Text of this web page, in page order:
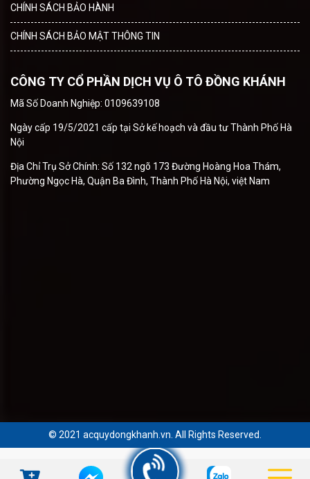
CHÍNH SÁCH BẢO HÀNH
CHÍNH SÁCH BẢO MẬT THÔNG TIN
CÔNG TY CỔ PHẦN DỊCH VỤ Ô TÔ ĐỒNG KHÁNH
Mã Số Doanh Nghiệp: 0109639108
Ngày cấp 19/5/2021 cấp tại Sở kế hoạch và đầu tư Thành Phố Hà
Nội
Địa Chỉ Trụ Sở Chính: Số 132 ngõ 173 Đường Hoàng Hoa Thám,
Phường Ngọc Hà, Quận Ba Đình, Thành Phố Hà Nội, việt Nam
© 2021 acquydongkhanh.vn. All Rights Reserved.